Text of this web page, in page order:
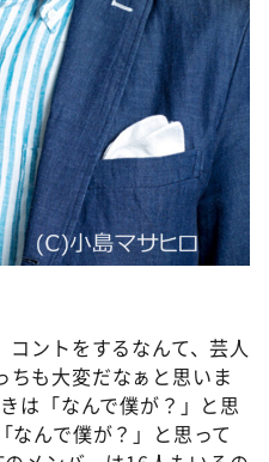
コントをするなんて、芸人
ちも大変だなぁと思いま
は「なんで僕が？」と思
なんで僕が？」と思って